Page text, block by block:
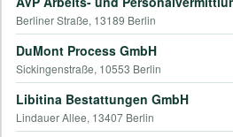
Berliner Straße, 13189 Berlin
DuMont Process GmbH
Sickingenstraße, 10553 Berlin
Libitina Bestattungen GmbH
Lindauer Allee, 13407 Berlin